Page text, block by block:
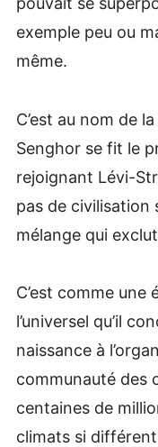
exemple peu ou
même.
C’est au nom de
Senghor se fit le
rejoignant Lévi-
pas de civilisation
mélange qui
C’est comme une
l’universel qu’il
naissance à
communauté des
centaines de
climats si